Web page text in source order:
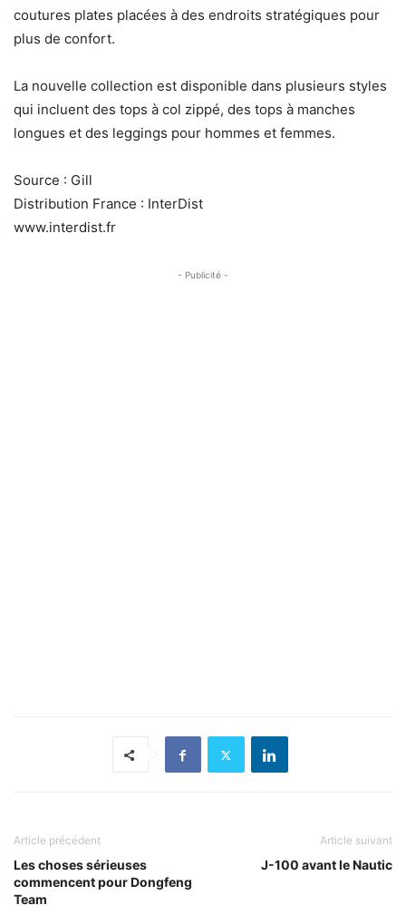
coutures plates placées à des endroits stratégiques pour
plus de confort.
La nouvelle collection est disponible dans plusieurs styles
qui incluent des tops à col zippé, des tops à manches
longues et des leggings pour hommes et femmes.
Source : Gill
Distribution France : InterDist
www.interdist.fr
- Publicité -
Article précédent
Les choses sérieuses
commencent pour Dongfeng
Team
Article suivant
J-100 avant le Nautic